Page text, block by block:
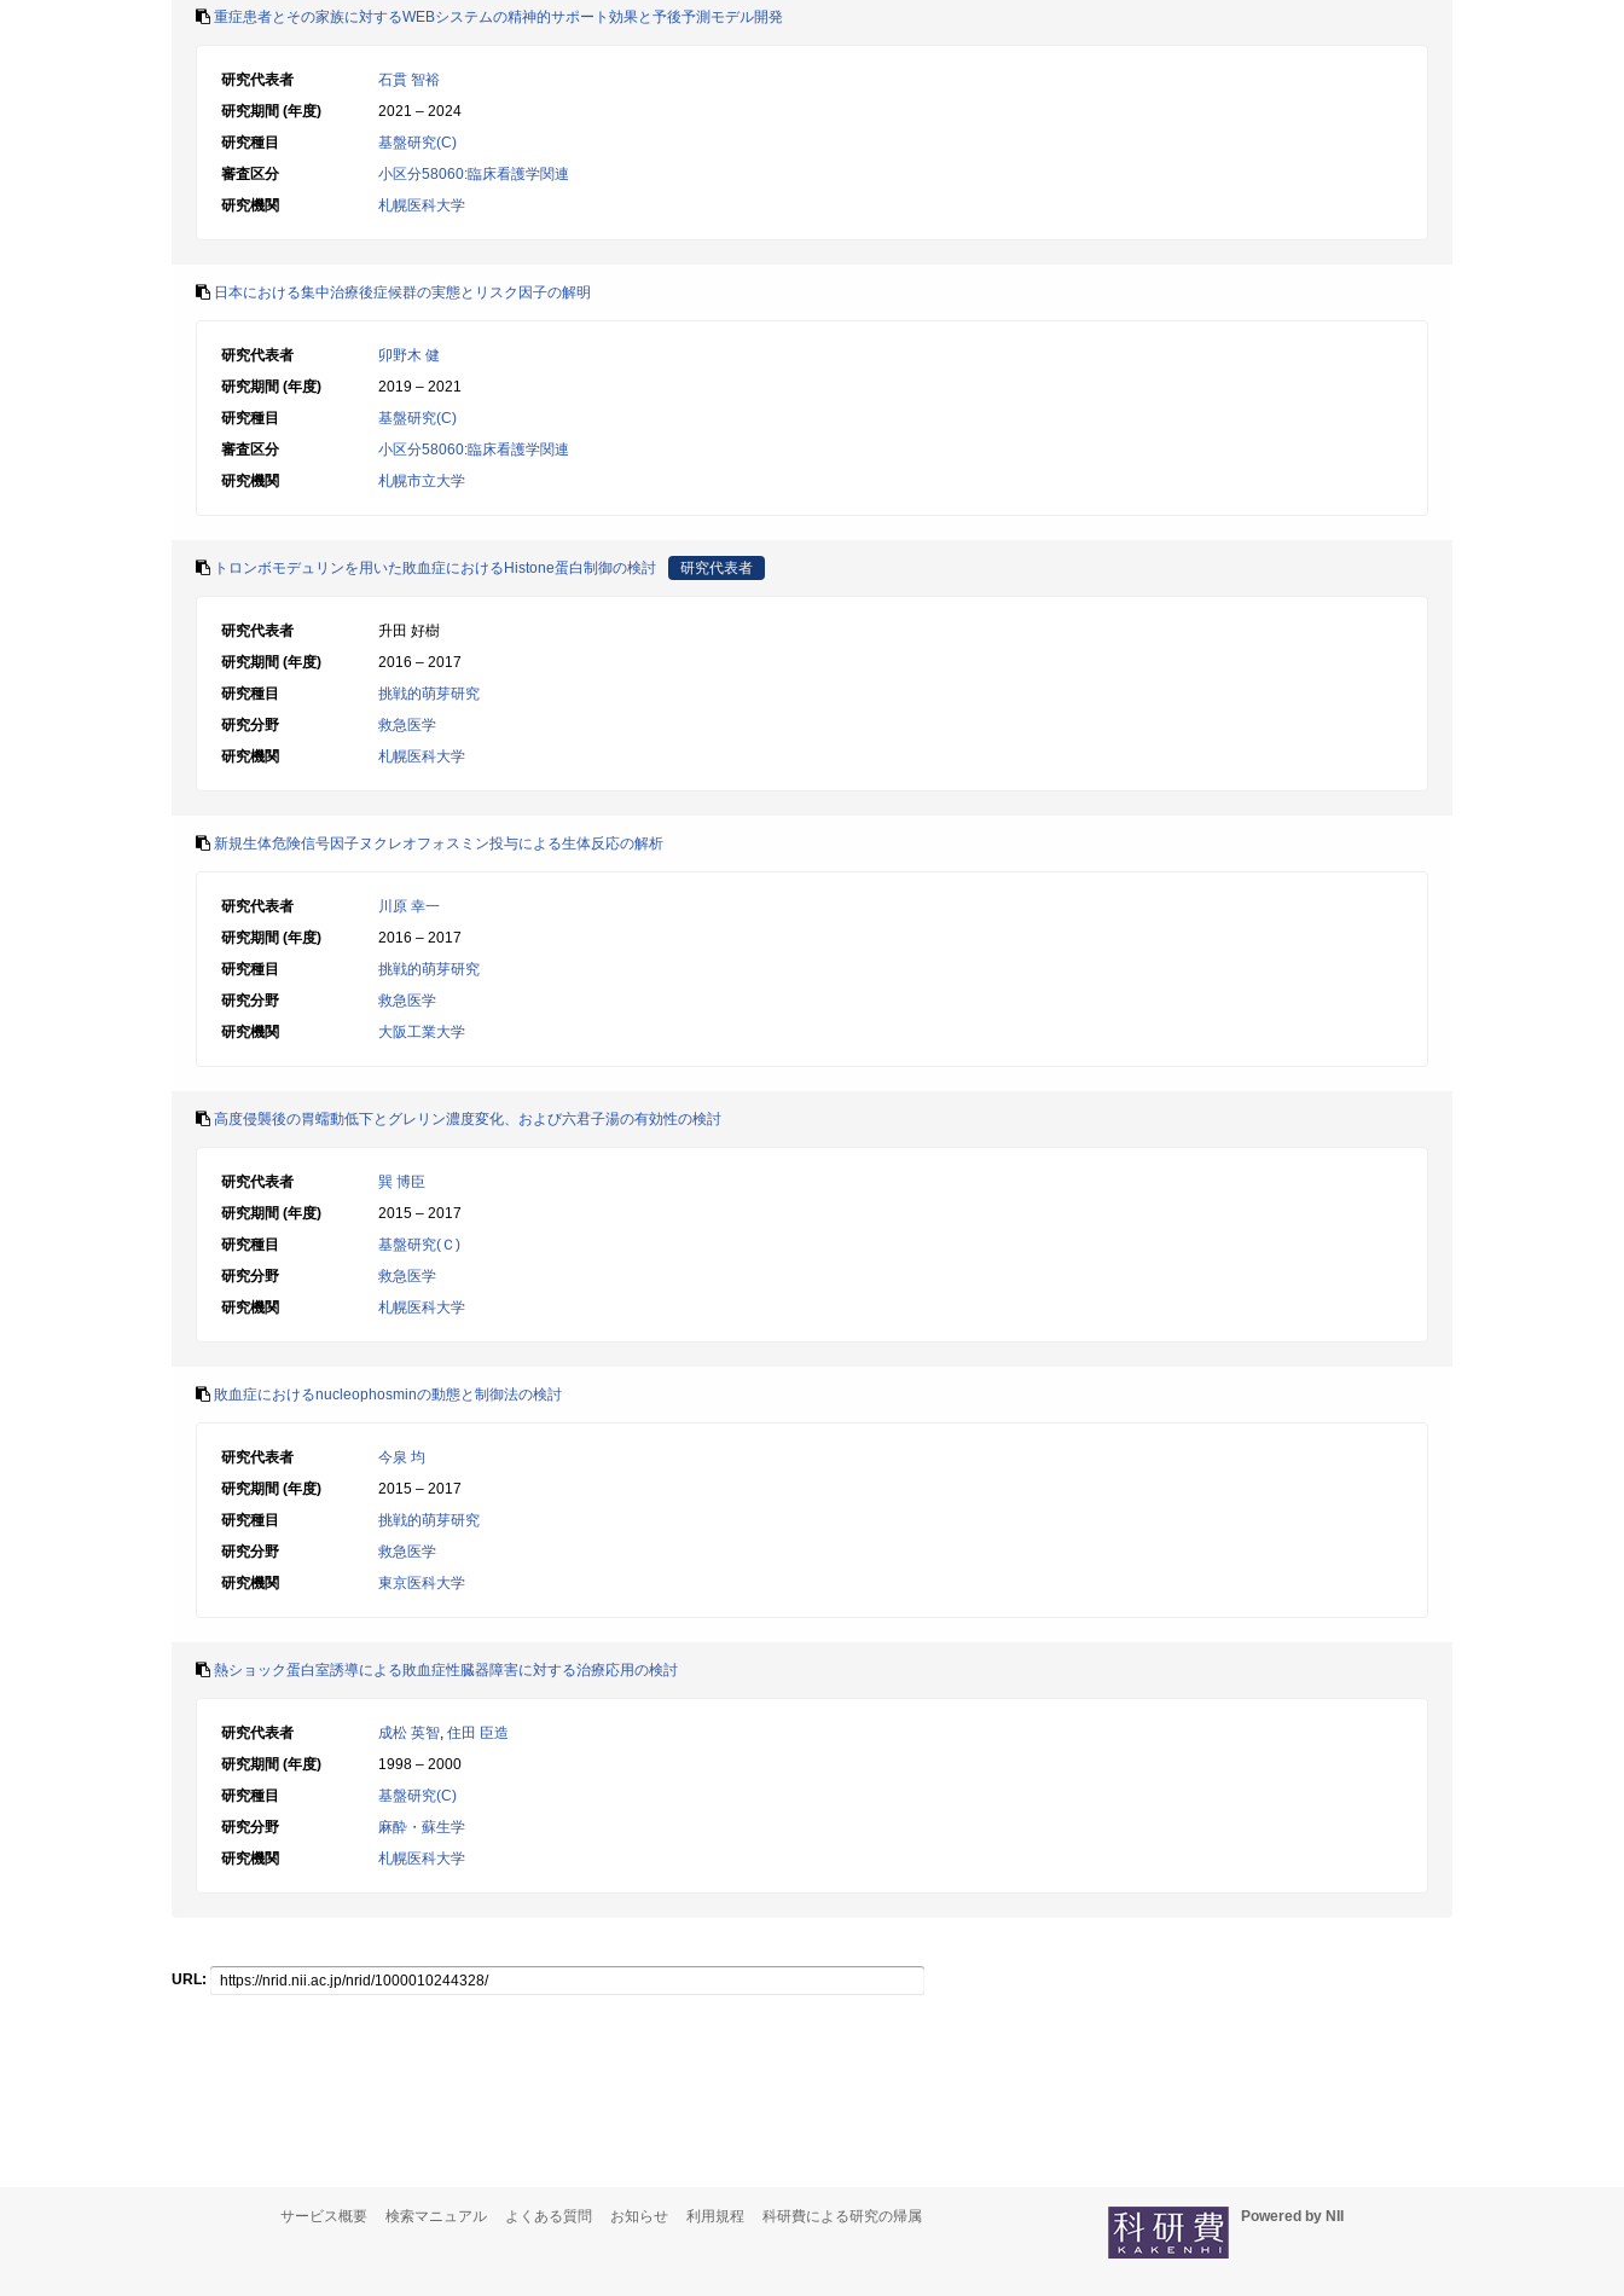
重症患者とその家族に対するWEBシステムの精神的サポート効果と予後予測モデル開発
研究代表者
石貫 智裕
研究期間 (年度)
2021 – 2024
研究種目
基盤研究(C)
審査区分
小区分58060:臨床看護学関連
研究機関
札幌医科大学
日本における集中治療後症候群の実態とリスク因子の解明
研究代表者
卯野木 健
研究期間 (年度)
2019 – 2021
研究種目
基盤研究(C)
審査区分
小区分58060:臨床看護学関連
研究機関
札幌市立大学
トロンボモデュリンを用いた敗血症におけるHistone蛋白制御の検討 研究代表者
研究代表者
升田 好樹
研究期間 (年度)
2016 – 2017
研究種目
挑戦的萌芽研究
研究分野
救急医学
研究機関
札幌医科大学
新規生体危険信号因子ヌクレオフォスミン投与による生体反応の解析
研究代表者
川原 幸一
研究期間 (年度)
2016 – 2017
研究種目
挑戦的萌芽研究
研究分野
救急医学
研究機関
大阪工業大学
高度侵襲後の胃蠕動低下とグレリン濃度変化、および六君子湯の有効性の検討
研究代表者
巽 博臣
研究期間 (年度)
2015 – 2017
研究種目
基盤研究(Ｃ)
研究分野
救急医学
研究機関
札幌医科大学
敗血症におけるnucleophosminの動態と制御法の検討
研究代表者
今泉 均
研究期間 (年度)
2015 – 2017
研究種目
挑戦的萌芽研究
研究分野
救急医学
研究機関
東京医科大学
熱ショック蛋白室誘導による敗血症性臓器障害に対する治療応用の検討
研究代表者 成松 英智, 住田 臣造
研究期間 (年度)
1998 – 2000
研究種目
基盤研究(C)
研究分野
麻酔・蘇生学
研究機関
札幌医科大学
URL:
サービス概要 検索マニュアル よくある質問 お知らせ 利用規程 科研費による研究の帰属 Powered by NII